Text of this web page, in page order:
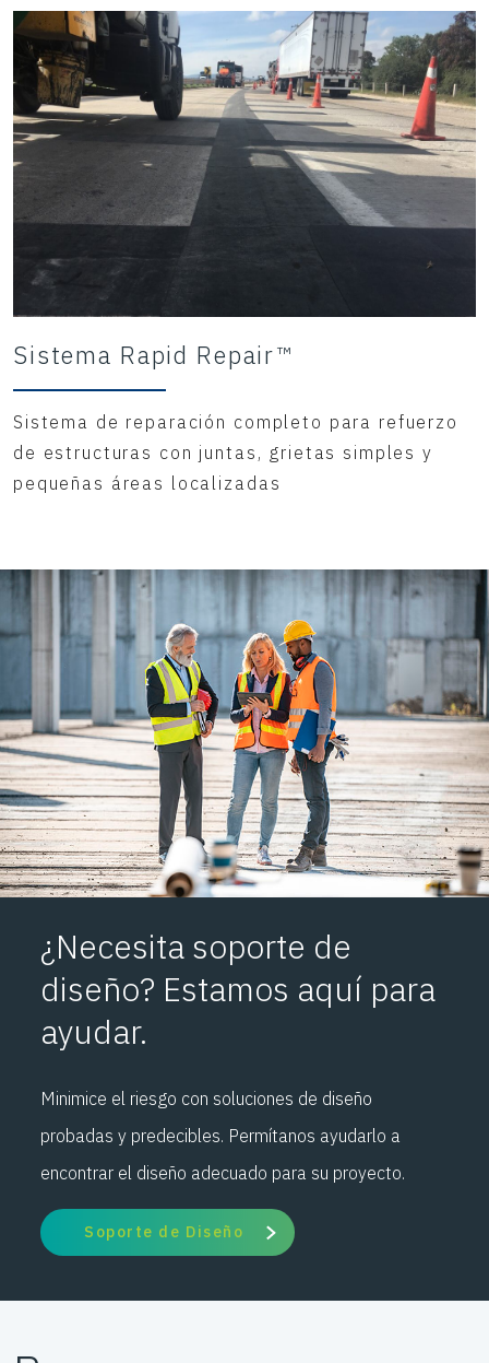
Sistema Rapid Repair™
Sistema de reparación completo para refuerzo
de estructuras con juntas, grietas simples y
pequeñas áreas localizadas
¿Necesita soporte de
diseño? Estamos aquí para
ayudar.
Minimice el riesgo con soluciones de diseño
probadas y predecibles. Permítanos ayudarlo a
encontrar el diseño adecuado para su proyecto.
Soporte de Diseño